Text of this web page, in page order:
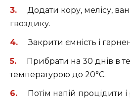
Додати кору, мелісу,
гвоздику.
Закрити ємність і
Прибрати на 30 днів в
температурою до 20°C.
Потім напій процідити